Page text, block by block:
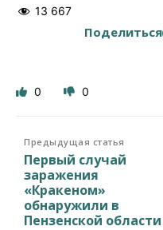
13 667
Поделиться
0 0
Предыдущая статья
Первый случай
заражения
«Кракеном»
обнаружили в
Пензенской области